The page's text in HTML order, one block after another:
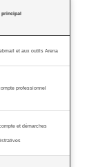
principal
et aux outils Arena
professionnel
et démarches